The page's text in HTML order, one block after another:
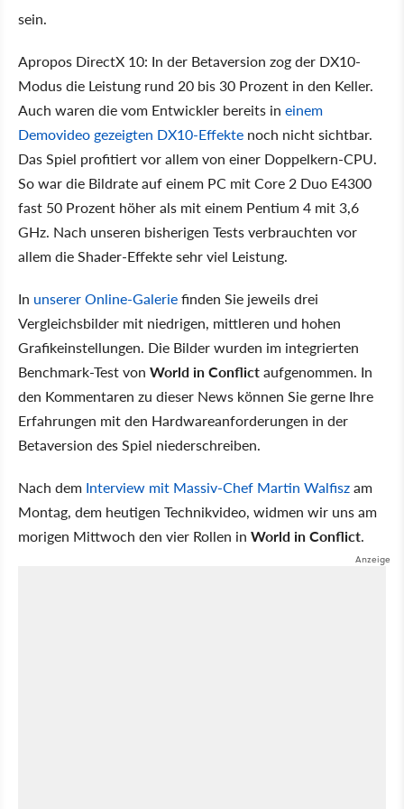
sein.
Apropos DirectX 10: In der Betaversion zog der DX10-
Modus die Leistung rund 20 bis 30 Prozent in den Keller.
Auch waren die vom Entwickler bereits in einem
Demovideo gezeigten DX10-Effekte noch nicht sichtbar.
Das Spiel profitiert vor allem von einer Doppelkern-CPU.
So war die Bildrate auf einem PC mit Core 2 Duo E4300
fast 50 Prozent höher als mit einem Pentium 4 mit 3,6
GHz. Nach unseren bisherigen Tests verbrauchten vor
allem die Shader-Effekte sehr viel Leistung.
In unserer Online-Galeriefinden Sie jeweils drei
Vergleichsbilder mit niedrigen, mittleren und hohen
Grafikeinstellungen. Die Bilder wurden im integrierten
Benchmark-Test von World in Conflictaufgenommen. In
den Kommentaren zu dieser News können Sie gerne Ihre
Erfahrungen mit den Hardwareanforderungen in der
Betaversion des Spiel niederschreiben.
Nach dem Interview mit Massiv-Chef Martin Walfiszam
Montag, dem heutigen Technikvideo, widmen wir uns am
morigen Mittwoch den vier Rollen in World in Conflict.